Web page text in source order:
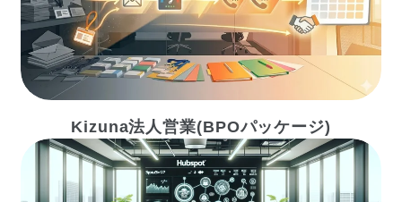
Kizuna法人営業(BPOパッケージ)